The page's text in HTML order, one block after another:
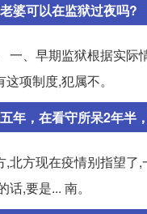
婆可以在监狱过夜吗?
一、早期监狱根据实际
项制度,犯属不。
年，在看守所呆2年半
,北方现在疫情别指望了
,要是... 南。